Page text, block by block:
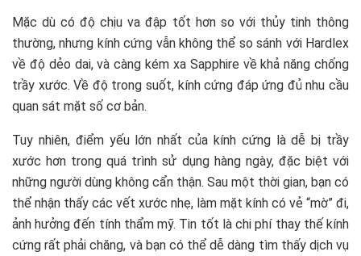
Mặc dù có độ chịu va đập tốt hơn so với thủy tinh thông
thường, nhưng kính cứng vẫn không thể so sánh với Hardlex
về độ dẻo dai, và càng kém xa Sapphire về khả năng chống
trầy xước. Về độ trong suốt, kính cứng đáp ứng đủ nhu cầu
quan sát mặt số cơ bản.
Tuy nhiên, điểm yếu lớn nhất của kính cứng là dễ bị trầy
xước hơn trong quá trình sử dụng hàng ngày, đặc biệt với
những người dùng không cẩn thận. Sau một thời gian, bạn có
thể nhận thấy các vết xước nhẹ, làm mặt kính có vẻ “mờ” đi,
ảnh hưởng đến tính thẩm mỹ. Tin tốt là chi phí thay thế kính
cứng rất phải chăng, và bạn có thể dễ dàng tìm thấy dịch vụ